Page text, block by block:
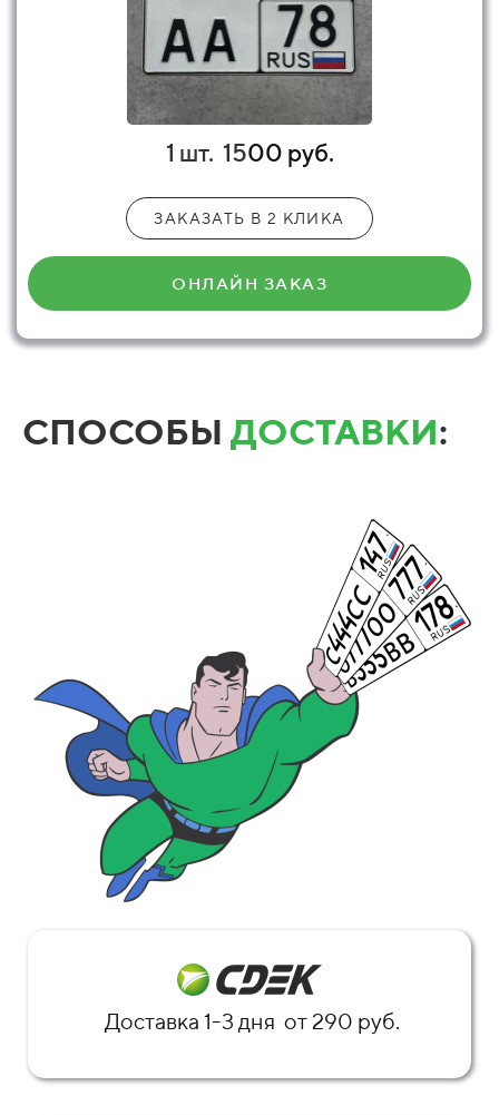
1 шт. 1500 руб.
ЗАКАЗАТЬ В 2 КЛИКА
ОНЛАЙН ЗАКАЗ
СПОСОБЫ ДОСТАВКИ:
Доставка 1-3 дня от 290 руб.